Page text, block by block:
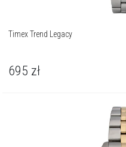
Timex Trend Legacy
695 zł